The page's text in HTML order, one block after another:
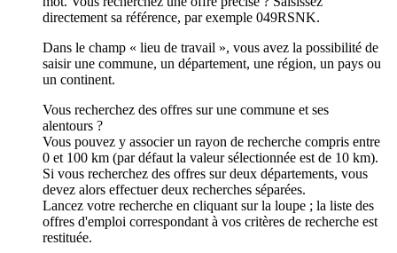
directement sa référence, par exemple 049RSNK.
Dans le champ « lieu de travail », vous avez la possibilité de
saisir une commune, un département, une région, un pays ou
un continent.
Vous recherchez des offres sur une commune et ses
alentours ?
Vous pouvez y associer un rayon de recherche compris entre
0 et 100 km (par défaut la valeur sélectionnée est de 10 km).
Si vous recherchez des offres sur deux départements, vous
devez alors effectuer deux recherches séparées.
Lancez votre recherche en cliquant sur la loupe ; la liste des
offres d'emploi correspondant à vos critères de recherche est
restituée.